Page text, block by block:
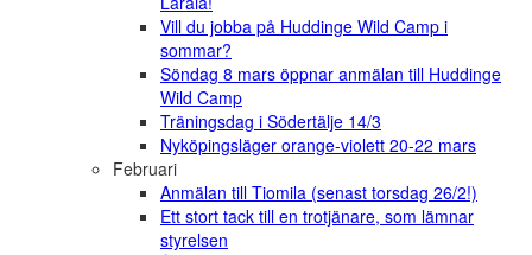
Vill du jobba på Huddinge Wild Camp i
sommar?
Söndag 8 mars öppnar anmälan till Huddinge
Wild Camp
Träningsdag i Södertälje 14/3
Nyköpingsläger orange-violett 20-22 mars
Februari
Anmälan till Tiomila (senast torsdag 26/2!)
Ett stort tack till en trotjänare, som lämnar
styrelsen